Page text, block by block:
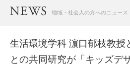
地域・社会人の方へのニュース
生活環境学科 濵口郁枝教授
との共同研究が「キッズデ